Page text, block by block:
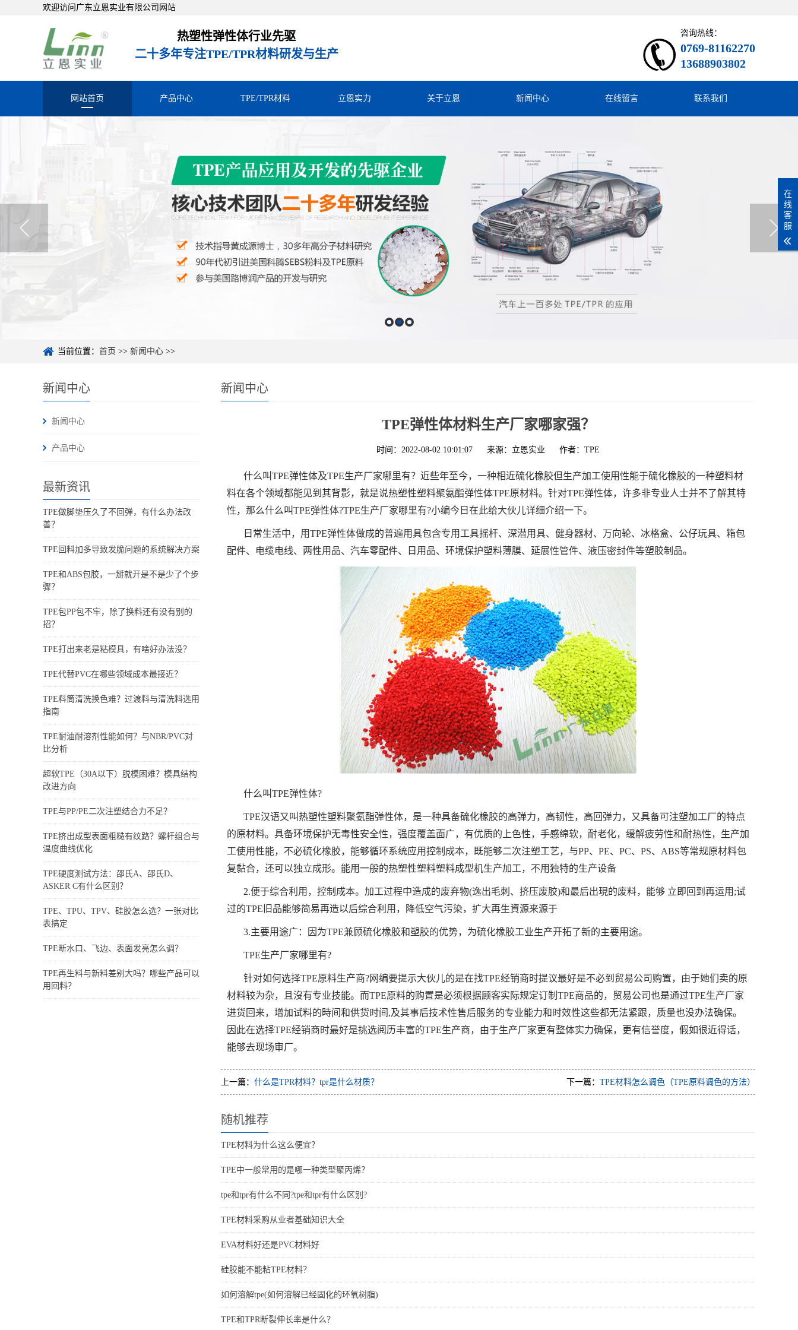
欢迎访问广东立恩实业有限公司网站
热塑性弹性体行业先驱
二十多年专注TPE/TPR材料研发与生产
咨询热线：
0769-81162270
13688903802
网站首页 产品中心 TPE/TPR材料 立恩实力 关于立恩 新闻中心 在线留言 联系我们
当前位置： 首页 >> 新闻中心 >>
新闻中心
新闻中心
产品中心
最新资讯
TPE做脚垫压久了不回弹，有什么办法改
善？
TPE回料加多导致发脆问题的系统解决方案
TPE和ABS包胶，一掰就开是不是少了个步
骤？
TPE包PP包不牢，除了换料还有没有别的
招？
TPE打出来老是粘模具，有啥好办法没？
TPE代替PVC在哪些领域成本最接近？
TPE料筒清洗换色难？过渡料与清洗料选用
指南
TPE耐油耐溶剂性能如何？与NBR/PVC对
比分析
超软TPE（30A以下）脱模困难？模具结构
改进方向
TPE与PP/PE二次注塑结合力不足？
TPE挤出成型表面粗糙有纹路？螺杆组合与
温度曲线优化
TPE硬度测试方法：邵氏A、邵氏D、
ASKER C有什么区别？
TPE、TPU、TPV、硅胶怎么选？一张对比
表搞定
TPE断水口、飞边、表面发亮怎么调？
TPE再生料与新料差别大吗？哪些产品可以
用回料？
新闻中心
TPE弹性体材料生产厂家哪家强？
时间：2022-08-02 10:01:07 来源：立恩实业 作者：TPE
什么叫TPE弹性体及TPE生产厂家哪里有？近些年至今，一种相近硫化橡胶但生产加工使用性能于硫化橡胶的一种塑料材
料在各个领域都能见到其背影，就是说热塑性塑料聚氨酯弹性体TPE原材料。针对TPE弹性体，许多非专业人士并不了解其特
性，那么什么叫TPE弹性体?TPE生产厂家哪里有?小编今日在此给大伙儿详细介绍一下。
日常生活中，用TPE弹性体做成的普遍用具包含专用工具摇杆、深潜用具、健身器材、万向轮、冰格盒、公仔玩具、箱包
配件、电缆电线、两性用品、汽车零配件、日用品、环境保护塑料薄膜、延展性管件、液压密封件等塑胶制品。
什么叫TPE弹性体?
TPE汉语又叫热塑性塑料聚氨酯弹性体，是一种具备硫化橡胶的高弹力，高韧性，高回弹力，又具备可注塑加工厂的特点
的原材料。具备环境保护无毒性安全性，强度覆盖面广，有优质的上色性，手感绵软，耐老化，缓解疲劳性和耐热性，生产加
工使用性能，不必硫化橡胶，能够循环系统应用控制成本，既能够二次注塑工艺，与PP、PE、PC、PS、ABS等常规原材料包
复黏合，还可以独立成形。能用一般的热塑性塑料塑料成型机生产加工，不用独特的生产设备
2.便于综合利用，控制成本。加工过程中造成的废弃物(逸出毛刺、挤压废胶)和最后出現的废料，能够 立即回到再运用;试
过的TPE旧品能够简易再造以后综合利用，降低空气污染，扩大再生資源来源于
3.主要用途广：因为TPE兼顾硫化橡胶和塑胶的优势，为硫化橡胶工业生产开拓了新的主要用途。
TPE生产厂家哪里有?
针对如何选择TPE原料生产商?网编要提示大伙儿的是在找TPE经销商时提议最好是不必到贸易公司购置，由于她们卖的原
材料较为杂，且沒有专业技能。而TPE原料的购置是必须根据顾客实际规定订制TPE商品的，贸易公司也是通过TPE生产厂家
进货回来，增加试料的時间和供货时间,及其事后技术性售后服务的专业能力和时效性这些都无法紧跟，质量也没办法确保。
因此在选择TPE经销商时最好是挑选阅历丰富的TPE生产商，由于生产厂家更有整体实力确保，更有信誉度，假如很近得话，
能够去现场审厂。
上一篇： 什么是TPR材料？tpr是什么材质？ 下一篇： TPE材料怎么调色（TPE原料调色的方法）
随机推荐
TPE材料为什么这么便宜？
TPE中一般常用的是哪一种类型聚丙烯？
tpe和tpr有什么不同?tpe和tpr有什么区别?
TPE材料采购从业者基础知识大全
EVA材料好还是PVC材料好
硅胶能不能粘TPE材料？
如何溶解tpe(如何溶解已经固化的环氧树脂)
TPE和TPR断裂伸长率是什么？
在
线
客
服